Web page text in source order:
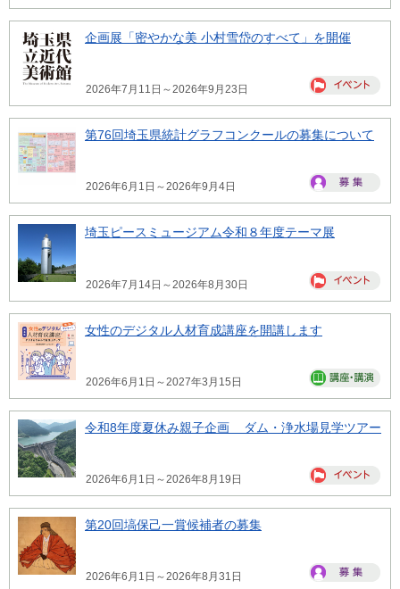
企画展「密やかな美 小村雪岱のすべて」を開催
2026年7月11日～2026年9月23日
第76回埼玉県統計グラフコンクールの募集について
2026年6月1日～2026年9月4日
埼玉ピースミュージアム令和８年度テーマ展
2026年7月14日～2026年8月30日
女性のデジタル人材育成講座を開講します
2026年6月1日～2027年3月15日
令和8年度夏休み親子企画 ダム・浄水場見学ツアー
2026年6月1日～2026年8月19日
第20回塙保己一賞候補者の募集
2026年6月1日～2026年8月31日